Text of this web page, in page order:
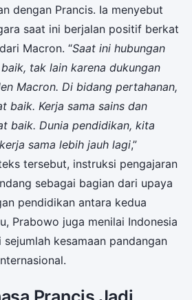
dengan Prancis. Ia menyebut
saat ini berjalan positif berkat
Macron. “Saat ini hubungan
tak lain karena dukungan
Macron. Di bidang pertahanan,
baik. Kerja sama sains dan
baik. Dunia pendidikan, kita
sama lebih jauh lagi,”
tersebut, instruksi pengajaran
sebagai bagian dari upaya
pendidikan antara kedua
Prabowo juga menilai Indonesia
kesamaan pandangan